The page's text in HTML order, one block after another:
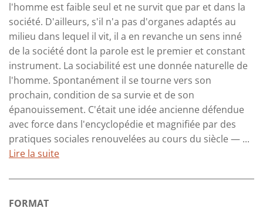
l'homme est faible seul et ne survit que par et dans la
société. D'ailleurs, s'il n'a pas d'organes adaptés au
milieu dans lequel il vit, il a en revanche un sens inné
de la société dont la parole est le premier et constant
instrument. La sociabilité est une donnée naturelle de
l'homme. Spontanément il se tourne vers son
prochain, condition de sa survie et de son
épanouissement. C'était une idée ancienne défendue
avec force dans l'encyclopédie et magnifiée par des
pratiques sociales renouvelées au cours du siècle — ...
Lire la suite
FORMAT